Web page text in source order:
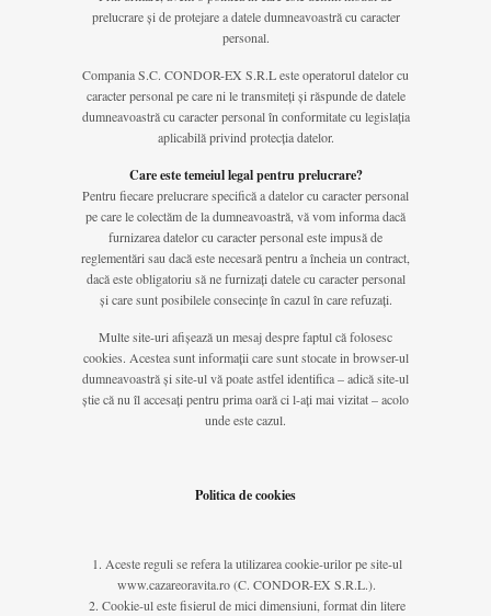
prelucrare și de protejare a datele dumneavoastră cu caracter
personal.
Compania S.C. CONDOR-EX S.R.L este operatorul datelor cu
caracter personal pe care ni le transmiteți și răspunde de datele
dumneavoastră cu caracter personal în conformitate cu legislația
aplicabilă privind protecția datelor.
Care este temeiul legal pentru prelucrare?
Pentru fiecare prelucrare specifică a datelor cu caracter personal
pe care le colectăm de la dumneavoastră, vă vom informa dacă
furnizarea datelor cu caracter personal este impusă de
reglementări sau dacă este necesară pentru a încheia un contract,
dacă este obligatoriu să ne furnizați datele cu caracter personal
și care sunt posibilele consecințe în cazul în care refuzați.
Multe site-uri afișează un mesaj despre faptul că folosesc
cookies. Acestea sunt informații care sunt stocate in browser-ul
dumneavoastră și site-ul vă poate astfel identifica – adică site-ul
știe că nu îl accesați pentru prima oară ci l-ați mai vizitat – acolo
unde este cazul.
Politica de cookies
Aceste reguli se refera la utilizarea cookie-urilor pe site-ul
www.cazareoravita.ro (C. CONDOR-EX S.R.L.).
Cookie-ul este fisierul de mici dimensiuni, format din litere